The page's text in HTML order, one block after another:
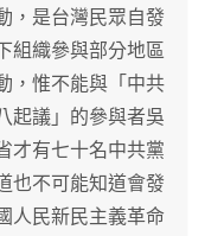
，是台灣民眾自發
組織參與部分地區
，惟不能與「中共
起議」的參與者吳
才有七十名中共黨
也不可能知道會發
人民新民主義革命